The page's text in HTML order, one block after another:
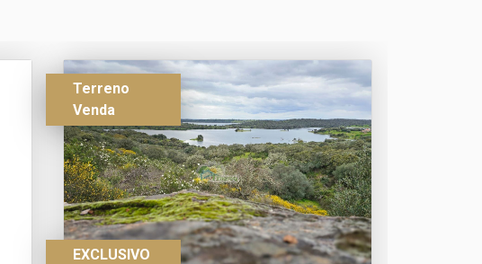
Terreno
Venda
EXCLUSIVO